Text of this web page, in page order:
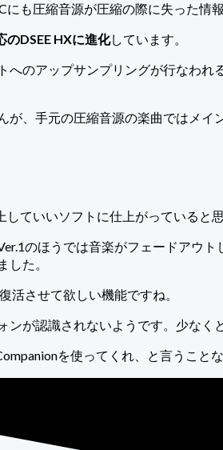
も圧縮音源が圧縮の際に失った情
DSEE HXに進化しています。
へのアップサンプリングが行なわ
、手元の圧縮音源の楽曲ではメ
ていいソフトに仕上がっていると
のほうでは音楽がフェードアウ
した。
活させて欲しい機能ですね。
が認識されないようです。少なく
を使ってくれ、と言うこ